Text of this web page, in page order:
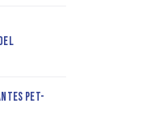
pet-